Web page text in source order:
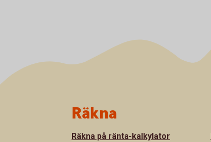
Räkna
Räkna på ränta-kalkylator